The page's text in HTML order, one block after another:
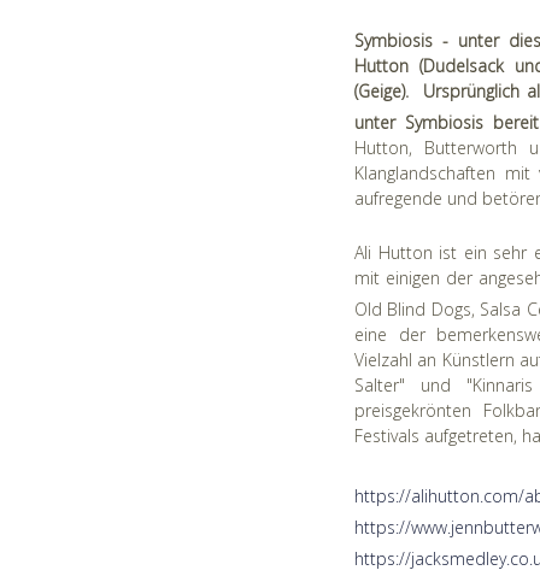
Symbiosis - unter
Hutton (Dudelsack
(Geige). Ursprünglich
unter Symbiosis
Hutton, Butterworth
Klanglandschaften
aufregende und
Ali Hutton ist ein sehr
mit einigen der
Old Blind Dogs, Salsa
eine der
Vielzahl an Künstlern
Salter" und
preisgekrönten
Festivals aufgetreten,
https://alihutton.com/
https://
https://